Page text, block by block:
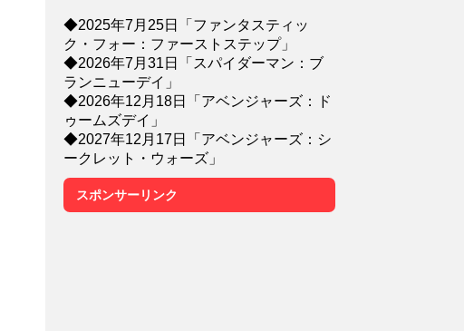
◆2025年7月25日「ファンタスティッ
ク・フォー：ファーストステップ」
◆2026年7月31日「スパイダーマン：ブ
ランニューデイ」
◆2026年12月18日「アベンジャーズ：ド
ゥームズデイ」
◆2027年12月17日「アベンジャーズ：シ
ークレット・ウォーズ」
スポンサーリンク